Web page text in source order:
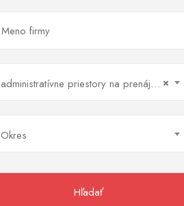
×
administratívne priestory na prenájom
Okres
Hľadať